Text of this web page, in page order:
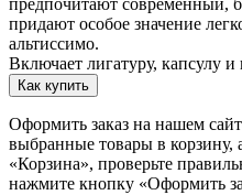
предпочитают современный,
придают особое значение
альтиссимо.
Включает лигатуру, капсулу
Как купить
Оформить заказ на нашем
выбранные товары в корзину,
«Корзина», проверьте
нажмите кнопку «Оформить